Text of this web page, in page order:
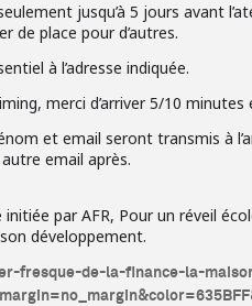
jusqu’à 5 jours avant
de place pour d’autres.
à l’adresse indiquée.
merci d’arriver 5/10 minutes
et email seront transmis à
email après.
par AFR, Pour un réveil
développement.
fresque-de-la-finance-la-